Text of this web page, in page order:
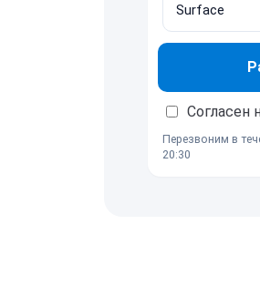
Согласен
Перезвоним в
20:30